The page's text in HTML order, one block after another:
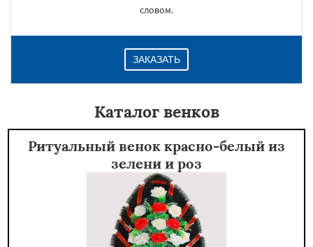
словом.
ЗАКАЗАТЬ
Каталог венков
Ритуальный венок красно-белый из
зелени и роз